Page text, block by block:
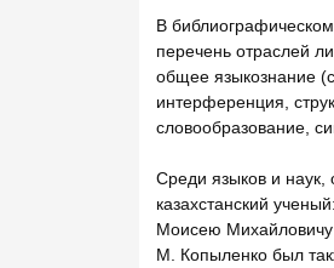
В
перечень отраслей
общее языкознание
интерференция,
словообразование,
Среди языков и наук,
казахстанский
Моисею Михайловичу
М. Копыленко был